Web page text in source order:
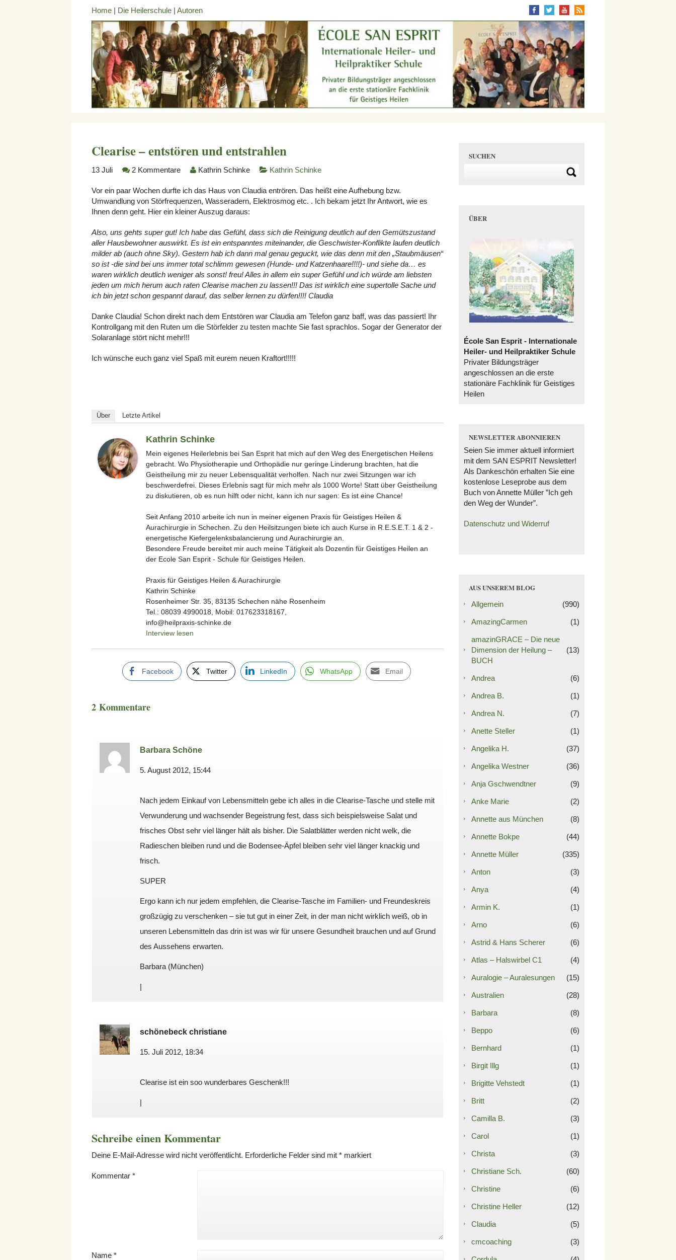
Home | Die Heilerschule | Autoren
Clearise – entstören und entstrahlen
13 Juli 2 Kommentare Kathrin Schinke Kathrin Schinke
Vor ein paar Wochen durfte ich das Haus von Claudia entrören. Das heißt eine Aufhebung bzw.
Umwandlung von Störfrequenzen, Wasseradern, Elektrosmog etc. . Ich bekam jetzt Ihr Antwort, wie es
Ihnen denn geht. Hier ein kleiner Auszug daraus:
Also, uns gehts super gut! Ich habe das Gefühl, dass sich die Reinigung deutlich auf den Gemütszustand
aller Hausbewohner auswirkt. Es ist ein entspanntes miteinander, die Geschwister-Konflikte laufen deutlich
milder ab (auch ohne Sky). Gestern hab ich dann mal genau geguckt, wie das denn mit den „Staubmäusen“
so ist -die sind bei uns immer total schlimm gewesen (Hunde- und Katzenhaare!!!!)- und siehe da… es
waren wirklich deutlich weniger als sonst! freu! Alles in allem ein super Gefühl und ich würde am liebsten
jeden um mich herum auch raten Clearise machen zu lassen!!! Das ist wirklich eine supertolle Sache und
ich bin jetzt schon gespannt darauf, das selber lernen zu dürfen!!!! Claudia
Danke Claudia! Schon direkt nach dem Entstören war Claudia am Telefon ganz baff, was das passiert! Ihr
Kontrollgang mit den Ruten um die Störfelder zu testen machte Sie fast sprachlos. Sogar der Generator der
Solaranlage stört nicht mehr!!!
Ich wünsche euch ganz viel Spaß mit eurem neuen Kraftort!!!!!
Über Letzte Artikel
Kathrin Schinke
Mein eigenes Heilerlebnis bei San Esprit hat mich auf den Weg des Energetischen Heilens
gebracht. Wo Physiotherapie und Orthopädie nur geringe Linderung brachten, hat die
Geistheilung mir zu neuer Lebensqualität verholfen. Nach nur zwei Sitzungen war ich
beschwerdefrei. Dieses Erlebnis sagt für mich mehr als 1000 Worte! Statt über Geistheilung
zu diskutieren, ob es nun hilft oder nicht, kann ich nur sagen: Es ist eine Chance!
Seit Anfang 2010 arbeite ich nun in meiner eigenen Praxis für Geistiges Heilen &
Aurachirurgie in Schechen. Zu den Heilsitzungen biete ich auch Kurse in R.E.S.E.T. 1 & 2 -
energetische Kiefergelenksbalancierung und Aurachirurgie an.
Besondere Freude bereitet mir auch meine Tätigkeit als Dozentin für Geistiges Heilen an
der Ecole San Esprit - Schule für Geistiges Heilen.
Praxis für Geistiges Heilen & Aurachirurgie
Kathrin Schinke
Rosenheimer Str. 35, 83135 Schechen nähe Rosenheim
Tel.: 08039 4990018, Mobil: 017623318167,
info@heilpraxis-schinke.de
Interview lesen
Facebook Twitter LinkedIn WhatsApp Email
2 Kommentare
Barbara Schöne
5. August 2012, 15:44
Nach jedem Einkauf von Lebensmitteln gebe ich alles in die Clearise-Tasche und stelle mit
Verwunderung und wachsender Begeistrung fest, dass sich beispielsweise Salat und
frisches Obst sehr viel länger hält als bisher. Die Salatblätter werden nicht welk, die
Radieschen bleiben rund und die Bodensee-Äpfel bleiben sehr viel länger knackig und
frisch.
SUPER
Ergo kann ich nur jedem empfehlen, die Clearise-Tasche im Familien- und Freundeskreis
großzügig zu verschenken – sie tut gut in einer Zeit, in der man nicht wirklich weiß, ob in
unseren Lebensmitteln das drin ist was wir für unsere Gesundheit brauchen und auf Grund
des Aussehens erwarten.
Barbara (München)
|
schönebeck christiane
15. Juli 2012, 18:34
Clearise ist ein soo wunderbares Geschenk!!!
|
Schreibe einen Kommentar
Deine E-Mail-Adresse wird nicht veröffentlicht. Erforderliche Felder sind mit * markiert
Kommentar *
Name *
SUCHEN
ÜBER
École San Esprit - Internationale
Heiler- und Heilpraktiker Schule
Privater Bildungsträger
angeschlossen an die erste
stationäre Fachklinik für Geistiges
Heilen
NEWSLETTER ABONNIEREN
Seien Sie immer aktuell informiert
mit dem SAN ESPRIT Newsletter!
Als Dankeschön erhalten Sie eine
kostenlose Leseprobe aus dem
Buch von Annette Müller ”Ich geh
den Weg der Wunder”.
Datenschutz und Widerruf
AUS UNSEREM BLOG
Allgemein (990)
AmazingCarmen (1)
amazinGRACE – Die neue
Dimension der Heilung –
BUCH
(13)
Andrea (6)
Andrea B. (1)
Andrea N. (7)
Anette Steller (1)
Angelika H. (37)
Angelika Westner (36)
Anja Gschwendtner (9)
Anke Marie (2)
Annette aus München (8)
Annette Bokpe (44)
Annette Müller (335)
Anton (3)
Anya (4)
Armin K. (1)
Arno (6)
Astrid & Hans Scherer (6)
Atlas – Halswirbel C1 (4)
Auralogie – Auralesungen (15)
Australien (28)
Barbara (8)
Beppo (6)
Bernhard (1)
Birgit Illg (1)
Brigitte Vehstedt (1)
Britt (2)
Camilla B. (3)
Carol (1)
Christa (3)
Christiane Sch. (60)
Christine (6)
Christine Heller (12)
Claudia (5)
cmcoaching (3)